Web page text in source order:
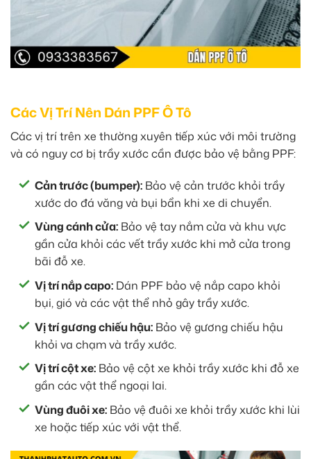
Các Vị Trí Nên Dán PPF Ô Tô
Các vị trí trên xe thường xuyên tiếp xúc với môi trường
và có nguy cơ bị trầy xước cần được bảo vệ bằng PPF:
Cản trước (bumper): Bảo vệ cản trước khỏi trầy
xước do đá văng và bụi bẩn khi xe di chuyển.
Vùng cánh cửa: Bảo vệ tay nắm cửa và khu vực
gần cửa khỏi các vết trầy xước khi mở cửa trong
bãi đỗ xe.
Vị trí nắp capo: Dán PPF bảo vệ nắp capo khỏi
bụi, gió và các vật thể nhỏ gây trầy xước.
Vị trí gương chiếu hậu: Bảo vệ gương chiếu hậu
khỏi va chạm và trầy xước.
Vị trí cột xe: Bảo vệ cột xe khỏi trầy xước khi đỗ xe
gần các vật thể ngoại lai.
Vùng đuôi xe: Bảo vệ đuôi xe khỏi trầy xước khi lùi
xe hoặc tiếp xúc với vật thể.